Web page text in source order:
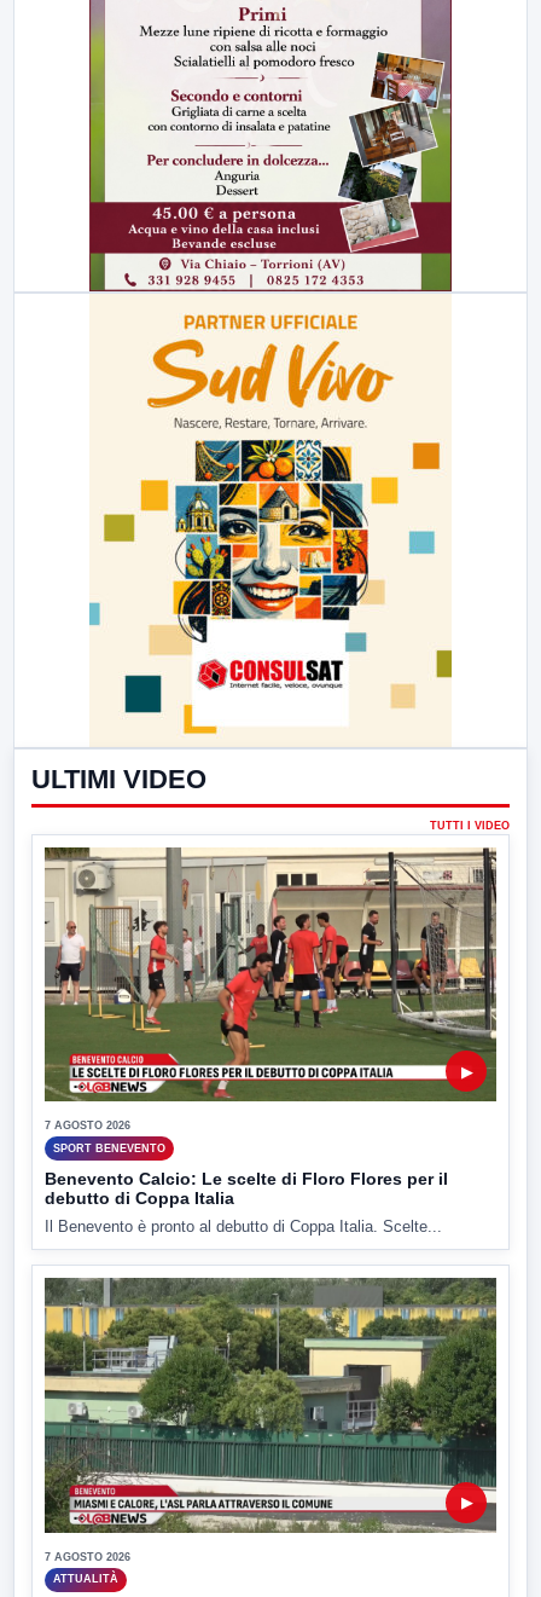
ULTIMI VIDEO
TUTTI I VIDEO
▶
7 AGOSTO 2026
SPORT BENEVENTO
Benevento Calcio: Le scelte di Floro Flores per il
debutto di Coppa Italia
Il Benevento è pronto al debutto di Coppa Italia. Scelte...
▶
7 AGOSTO 2026
ATTUALITÀ